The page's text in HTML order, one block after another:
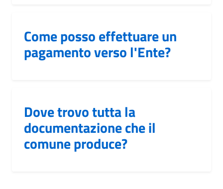
Come posso effettuare un
pagamento verso l'Ente?
Dove trovo tutta la
documentazione che il
comune produce?